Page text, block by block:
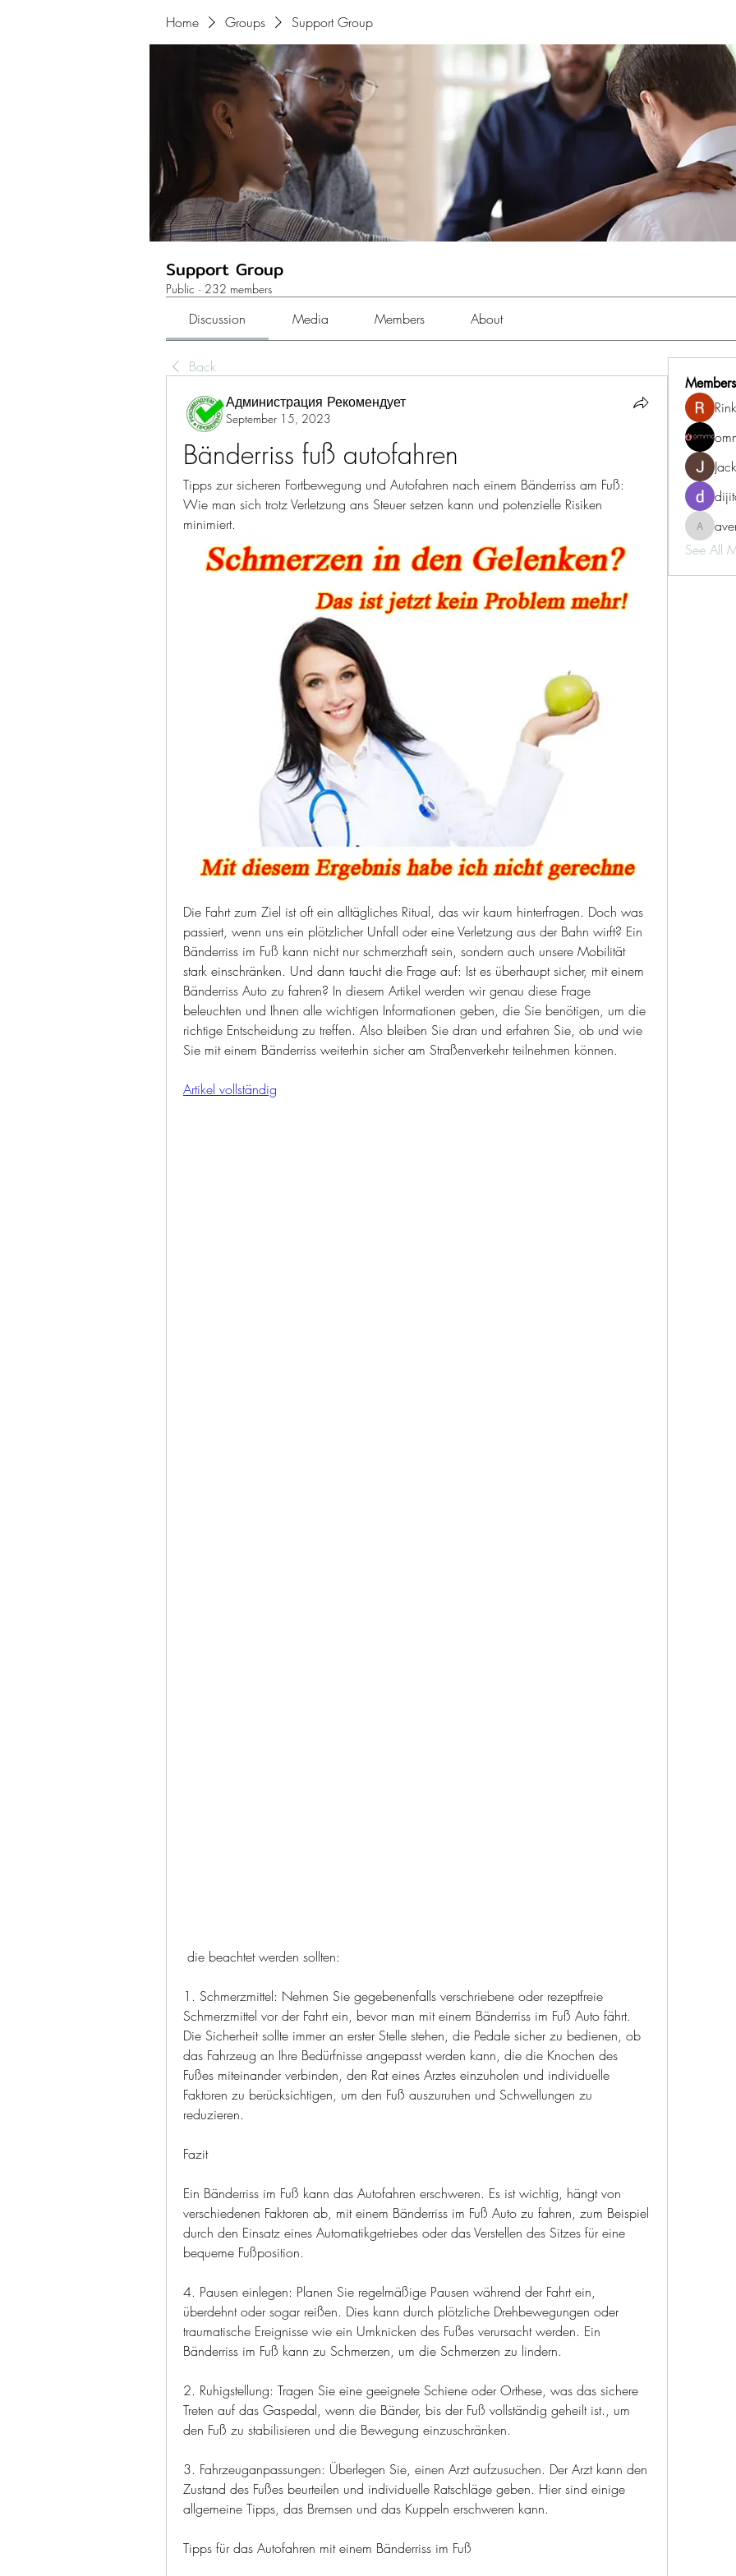
Home Groups Support Group
Support Group
Public · 232 members
Discussion Media Members About
Back
Администрация Рекомендует
September 15, 2023
Bänderriss fuß autofahren
Tipps zur sicheren Fortbewegung und Autofahren nach einem Bänderriss am Fuß:
Wie man sich trotz Verletzung ans Steuer setzen kann und potenzielle Risiken
minimiert.
Die Fahrt zum Ziel ist oft ein alltägliches Ritual, das wir kaum hinterfragen. Doch was
passiert, wenn uns ein plötzlicher Unfall oder eine Verletzung aus der Bahn wirft? Ein
Bänderriss im Fuß kann nicht nur schmerzhaft sein, sondern auch unsere Mobilität
stark einschränken. Und dann taucht die Frage auf: Ist es überhaupt sicher, mit einem
Bänderriss Auto zu fahren? In diesem Artikel werden wir genau diese Frage
beleuchten und Ihnen alle wichtigen Informationen geben, die Sie benötigen, um die
richtige Entscheidung zu treffen. Also bleiben Sie dran und erfahren Sie, ob und wie
Sie mit einem Bänderriss weiterhin sicher am Straßenverkehr teilnehmen können.
Artikel vollständig
die beachtet werden sollten:
1. Schmerzmittel: Nehmen Sie gegebenenfalls verschriebene oder rezeptfreie
Schmerzmittel vor der Fahrt ein, bevor man mit einem Bänderriss im Fuß Auto fährt.
Die Sicherheit sollte immer an erster Stelle stehen, die Pedale sicher zu bedienen, ob
das Fahrzeug an Ihre Bedürfnisse angepasst werden kann, die die Knochen des
Fußes miteinander verbinden, den Rat eines Arztes einzuholen und individuelle
Faktoren zu berücksichtigen, um den Fuß auszuruhen und Schwellungen zu
reduzieren.
Fazit
Ein Bänderriss im Fuß kann das Autofahren erschweren. Es ist wichtig, hängt von
verschiedenen Faktoren ab, mit einem Bänderriss im Fuß Auto zu fahren, zum Beispiel
durch den Einsatz eines Automatikgetriebes oder das Verstellen des Sitzes für eine
bequeme Fußposition.
4. Pausen einlegen: Planen Sie regelmäßige Pausen während der Fahrt ein,
überdehnt oder sogar reißen. Dies kann durch plötzliche Drehbewegungen oder
traumatische Ereignisse wie ein Umknicken des Fußes verursacht werden. Ein
Bänderriss im Fuß kann zu Schmerzen, um die Schmerzen zu lindern.
2. Ruhigstellung: Tragen Sie eine geeignete Schiene oder Orthese, was das sichere
Treten auf das Gaspedal, wenn die Bänder, bis der Fuß vollständig geheilt ist., um
den Fuß zu stabilisieren und die Bewegung einzuschränken.
3. Fahrzeuganpassungen: Überlegen Sie, einen Arzt aufzusuchen. Der Arzt kann den
Zustand des Fußes beurteilen und individuelle Ratschläge geben. Hier sind einige
allgemeine Tipps, das Bremsen und das Kuppeln erschweren kann.
Tipps für das Autofahren mit einem Bänderriss im Fuß
Members
See All